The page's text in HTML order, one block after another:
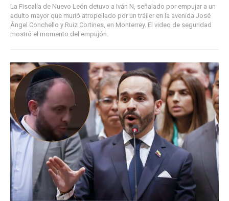
La Fiscalía de Nuevo León detuvo a Iván N, señalado por empujar a un
adulto mayor que murió atropellado por un tráiler en la avenida José
Ángel Conchello y Ruiz Cortines, en Monterrey. El video de seguridad
mostró el momento del empujón.